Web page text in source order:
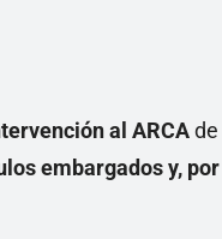
al ARCA
embargados y,